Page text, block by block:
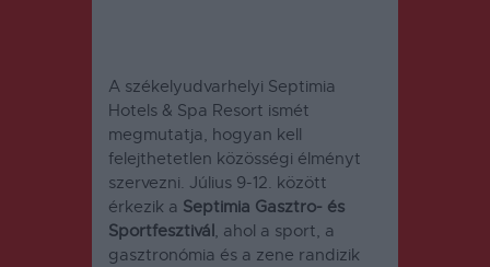
A székelyudvarhelyi Septimia
Hotels & Spa Resort ismét
megmutatja, hogyan kell
felejthetetlen közösségi élményt
szervezni. Július 9-12. között
érkezik a Septimia Gasztro- és
Sportfesztivál , ahol a sport, a
gasztronómia és a zene randizik